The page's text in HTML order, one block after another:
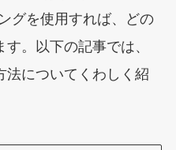
グを使用すれば、どの
。以下の記事では、
法についてくわしく紹